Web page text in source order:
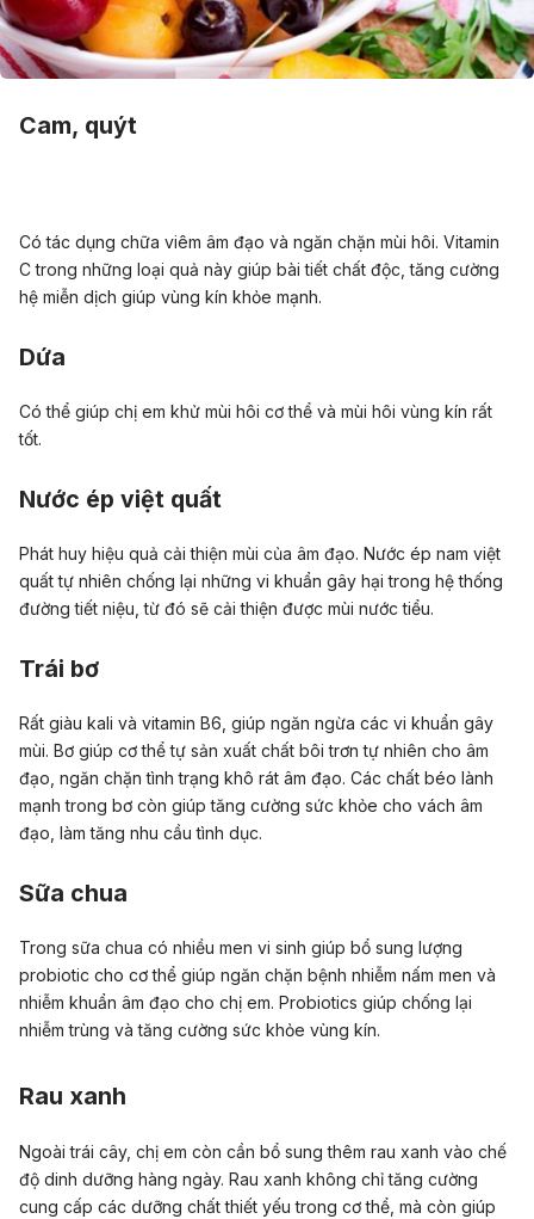
Cam, quýt
Có tác dụng chữa viêm âm đạo và ngăn chặn mùi hôi. Vitamin
C trong những loại quả này giúp bài tiết chất độc, tăng cường
hệ miễn dịch giúp vùng kín khỏe mạnh.
Dứa
Có thể giúp chị em khử mùi hôi cơ thể và mùi hôi vùng kín rất
tốt.
Nước ép việt quất
Phát huy hiệu quả cải thiện mùi của âm đạo. Nước ép nam việt
quất tự nhiên chống lại những vi khuẩn gây hại trong hệ thống
đường tiết niệu, từ đó sẽ cải thiện được mùi nước tiểu.
Trái bơ
Rất giàu kali và vitamin B6, giúp ngăn ngừa các vi khuẩn gây
mùi. Bơ giúp cơ thể tự sản xuất chất bôi trơn tự nhiên cho âm
đạo, ngăn chặn tình trạng khô rát âm đạo. Các chất béo lành
mạnh trong bơ còn giúp tăng cường sức khỏe cho vách âm
đạo, làm tăng nhu cầu tình dục.
Sữa chua
Trong sữa chua có nhiều men vi sinh giúp bổ sung lượng
probiotic cho cơ thể giúp ngăn chặn bệnh nhiễm nấm men và
nhiễm khuẩn âm đạo cho chị em. Probiotics giúp chống lại
nhiễm trùng và tăng cường sức khỏe vùng kín.
Rau xanh
Ngoài trái cây, chị em còn cần bổ sung thêm rau xanh vào chế
độ dinh dưỡng hàng ngày. Rau xanh không chỉ tăng cường
cung cấp các dưỡng chất thiết yếu trong cơ thể, mà còn giúp